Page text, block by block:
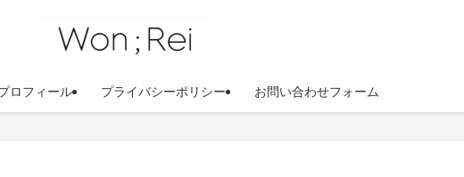
ロフィール プライバシーポリシー お問い合わせフォーム